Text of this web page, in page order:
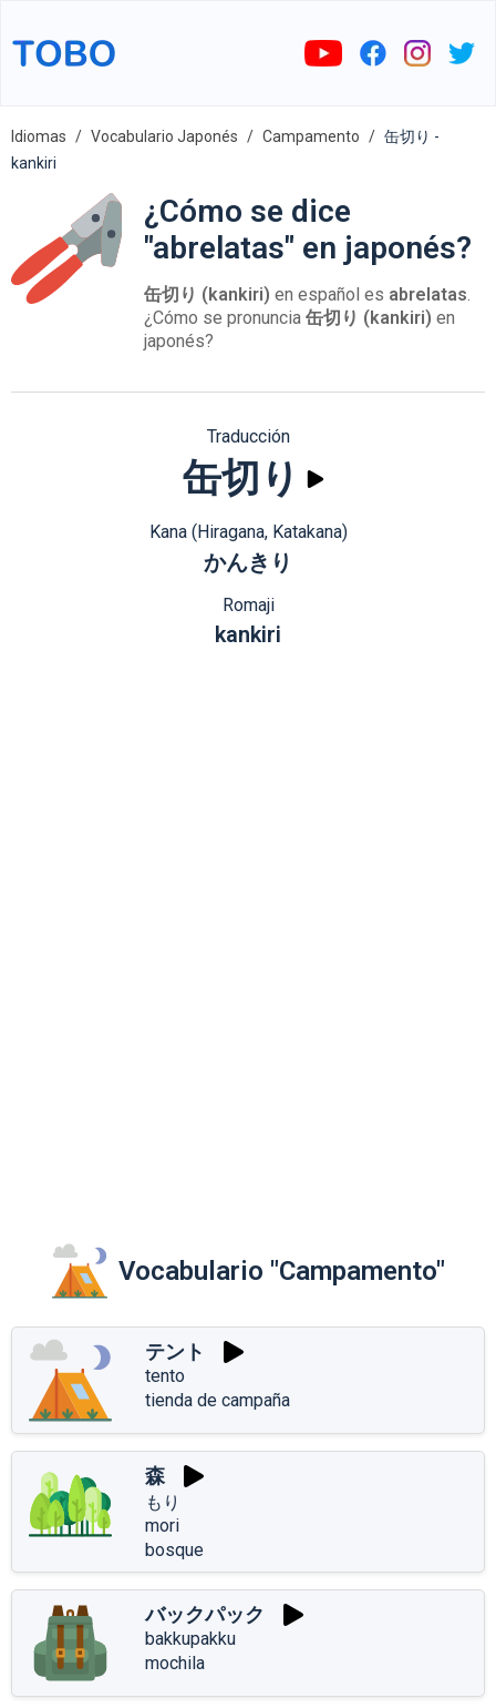
Idiomas Vocabulario Japonés Campamento
缶切り -
kankiri
¿Cómo se dice
"abrelatas" en japonés?
缶切り (kankiri) en español es abrelatas.
¿Cómo se pronuncia 缶切り (kankiri) en
japonés?
Traducción
缶切り
Kana (Hiragana, Katakana)
かんきり
Romaji
kankiri
Vocabulario "Campamento"
テント
tento
tienda de campaña
森
もり
mori
bosque
バックパック
bakkupakku
mochila